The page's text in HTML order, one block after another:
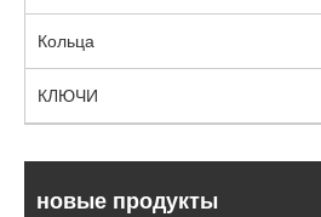
Кольца
КЛЮЧИ
новые продукты